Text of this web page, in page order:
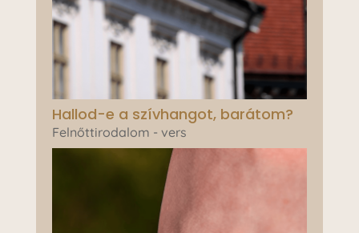
Hallod-e a szívhangot, barátom?
Felnőttirodalom - vers